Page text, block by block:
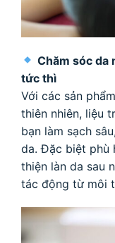
Chăm sóc da
tức thì
Với các sản
thiên nhiên, liệu
bạn làm sạch
da. Đặc biệt phù
thiện làn da sau
tác động từ môi